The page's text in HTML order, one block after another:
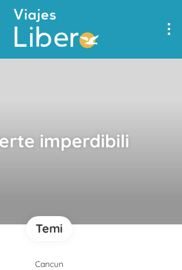
imperdibili
Temi
Cancun